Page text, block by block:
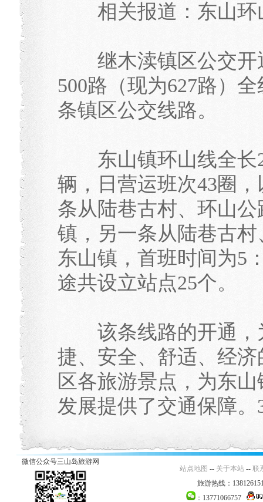
相关报道：东山环
继木渎镇区公交开
500路（现为627路）
条镇区公交线路。
东山镇环山线全长
辆，日营运班次43圈
条从陆巷古村、环山
镇，另一条从陆巷古
东山镇，首班时间为5
途共设立站点25个。
该条线路的开通，
捷、安全、舒适、经
区各旅游景点，为东
发展提供了交通保障。
微信公众号三山岛旅游网
站点地图 -- 关于本站 -- 联
旅游热线：
：13771066757